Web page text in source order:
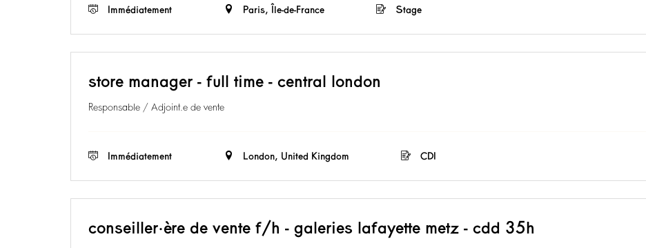
Immédiatement Paris, Île-de-France Stage
store manager - full time - central london
Responsable / Adjoint.e de vente
Immédiatement London, United Kingdom CDI
conseiller·ère de vente f/h - galeries lafayette metz - cdd 35h